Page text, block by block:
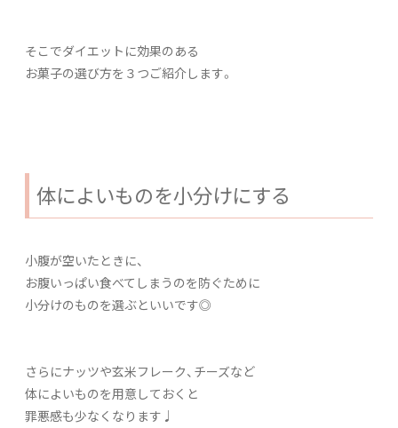
そこでダイエットに効果のある
お菓子の選び方を３つご紹介します。
体によいものを小分けにする
小腹が空いたときに、
お腹いっぱい食べてしまうのを防ぐために
小分けのものを選ぶといいです◎
さらにナッツや玄米フレーク、チーズなど
体によいものを用意しておくと
罪悪感も少なくなります♩